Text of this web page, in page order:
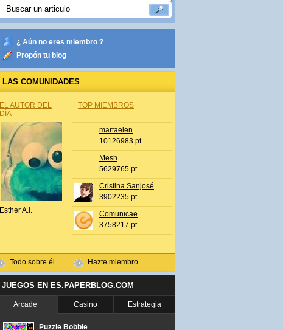
¿ Aún no eres miembro ?
Propón tu blog
LAS COMUNIDADES
EL AUTOR DEL
DÍA
Esther A.l.
Todo sobre él
TOP MIEMBROS
martaelen
10126983 pt
Mesh
5629765 pt
Cristina Sanjosé
3902235 pt
Comunicae
3758217 pt
Hazte miembro
JUEGOS EN ES.PAPERBLOG.COM
Arcade Casino Estrategia
Puzzle Bobble